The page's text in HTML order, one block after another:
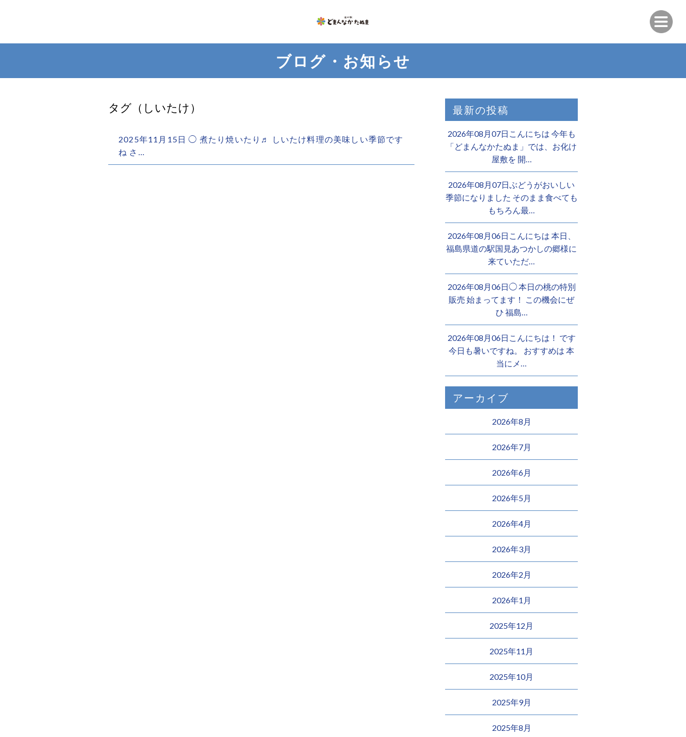
ブログ・お知らせ
タグ（しいたけ）
2025年11月15日 ◯ 煮たり焼いたり♬ しいたけ料理の美味しい季節です
ね️ さ…
最新の投稿
2026年08月07日こんにちは 今年も
「どまんなかたぬま」では、お化け
屋敷を 開…
2026年08月07日ぶどうがおいしい
季節になりました そのまま食べても
もちろん最…
2026年08月06日こんにちは 本日、
福島県道の駅国見あつかしの郷様に
来ていただ…
2026年08月06日◯ 本日の桃の特別
販売 始まってます！ この機会にぜ
ひ 福島…
2026年08月06日こんにちは！ です
今日も暑いですね。 おすすめは 本
当にメ…
アーカイブ
2026年8月
2026年7月
2026年6月
2026年5月
2026年4月
2026年3月
2026年2月
2026年1月
2025年12月
2025年11月
2025年10月
2025年9月
2025年8月